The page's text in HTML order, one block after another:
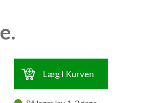
Læg I Kurven